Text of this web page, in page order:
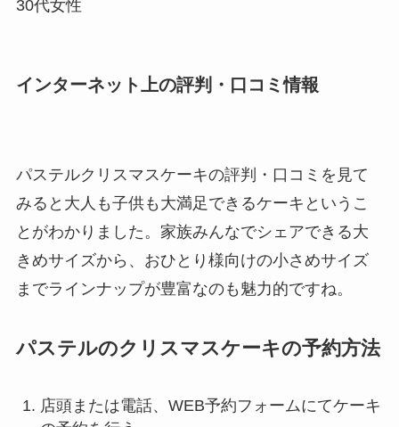
30代女性
インターネット上の評判・口コミ情報
パステルクリスマスケーキの評判・口コミを見て
みると大人も子供も大満足できるケーキというこ
とがわかりました。家族みんなでシェアできる大
きめサイズから、おひとり様向けの小さめサイズ
までラインナップが豊富なのも魅力的ですね。
パステルのクリスマスケーキの予約方法
店頭または電話、WEB予約フォームにてケーキ